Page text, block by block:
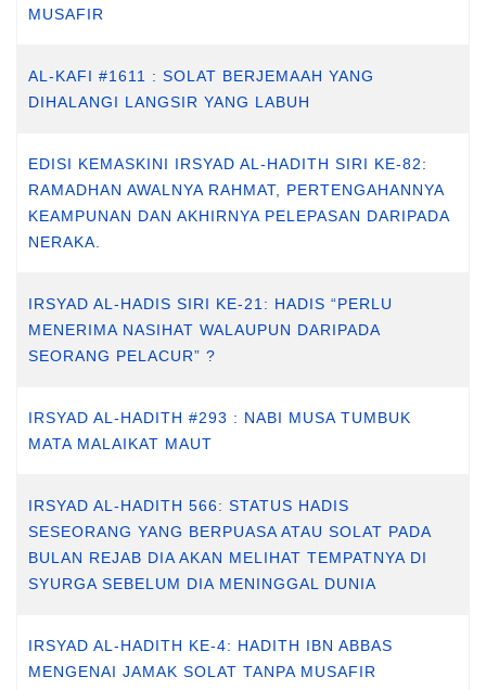
MUSAFIR
AL-KAFI #1611 : SOLAT BERJEMAAH YANG
DIHALANGI LANGSIR YANG LABUH
EDISI KEMASKINI IRSYAD AL-HADITH SIRI KE-82:
RAMADHAN AWALNYA RAHMAT, PERTENGAHANNYA
KEAMPUNAN DAN AKHIRNYA PELEPASAN DARIPADA
NERAKA.
IRSYAD AL-HADIS SIRI KE-21: HADIS “PERLU
MENERIMA NASIHAT WALAUPUN DARIPADA
SEORANG PELACUR” ?
IRSYAD AL-HADITH #293 : NABI MUSA TUMBUK
MATA MALAIKAT MAUT
IRSYAD AL-HADITH 566: STATUS HADIS
SESEORANG YANG BERPUASA ATAU SOLAT PADA
BULAN REJAB DIA AKAN MELIHAT TEMPATNYA DI
SYURGA SEBELUM DIA MENINGGAL DUNIA
IRSYAD AL-HADITH KE-4: HADITH IBN ABBAS
MENGENAI JAMAK SOLAT TANPA MUSAFIR